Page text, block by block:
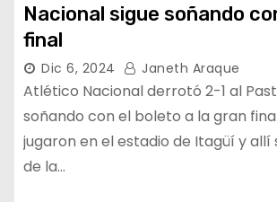
Nacional sigue soñando
final
Dic 6, 2024 Janeth Araque
Atlético Nacional derrotó 2-1 al
soñando con el boleto a la gran
jugaron en el estadio de Itagüí y allí
de la…